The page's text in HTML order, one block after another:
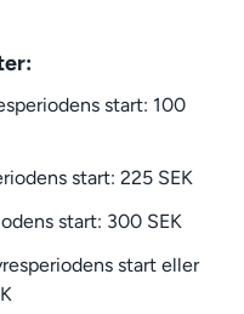
start: 100
start: 225 SEK
start: 300 SEK
start eller